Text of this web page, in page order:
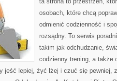
osobach, które chcą
odmienić codzienność i
rozsądny. To serwis
takim jak odchudzanie,
codzienny trening, a także
jeść lepiej, żyć lżej i czuć się pewniej,